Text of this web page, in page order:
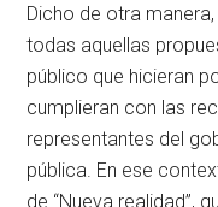
Dicho de otra
todas aquellas
público que hicieran
cumplieran con las
representantes del
pública. En ese
de “Nueva realidad”,